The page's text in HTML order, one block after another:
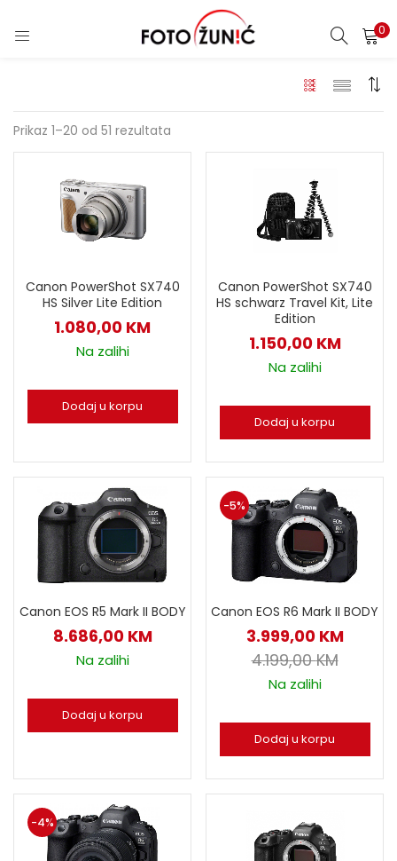
0
Prikaz 1–20 od 51 rezultata
Canon PowerShot SX740
HS Silver Lite Edition
1.080,00 KM
Na zalihi
Dodaj u korpu
Canon PowerShot SX740
HS schwarz Travel Kit, Lite
Edition
1.150,00 KM
Na zalihi
Dodaj u korpu
Canon EOS R5 Mark II BODY
8.686,00 KM
Na zalihi
Dodaj u korpu
-5%
Canon EOS R6 Mark II BODY
3.999,00 KM
4.199,00KM
Na zalihi
Dodaj u korpu
-4%